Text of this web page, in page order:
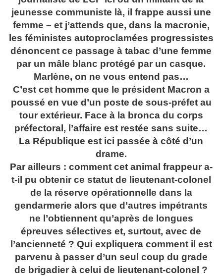
jeunesse communiste là, il frappe aussi une
femme – et j’attends que, dans la macronie,
les féministes autoproclamées progressistes
dénoncent ce passage à tabac d’une femme
par un mâle blanc protégé par un casque.
Marlène, on ne vous entend pas…
C’est cet homme que le président Macron a
poussé en vue d’un poste de sous-préfet au
tour extérieur. Face à la bronca du corps
préfectoral, l’affaire est restée sans suite…
La République est ici passée à côté d’un
drame.
Par ailleurs : comment cet animal frappeur a-
t-il pu obtenir ce statut de lieutenant-colonel
de la réserve opérationnelle dans la
gendarmerie alors que d’autres impétrants
ne l’obtiennent qu’après de longues
épreuves sélectives et, surtout, avec de
l’ancienneté ? Qui expliquera comment il est
parvenu à passer d’un seul coup du grade
de brigadier à celui de lieutenant-colonel ?